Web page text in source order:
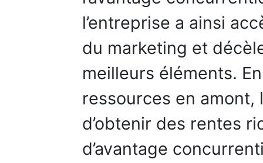
l’entreprise a ainsi
du marketing et
meilleurs éléments.
ressources en amont,
d’obtenir des rentes
d’avantage